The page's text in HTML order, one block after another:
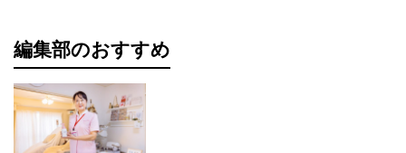
編集部のおすすめ